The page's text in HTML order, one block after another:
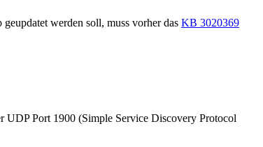
werden soll, muss vorher das KB 3020369
UDP Port 1900 (Simple Service Discovery Protocol